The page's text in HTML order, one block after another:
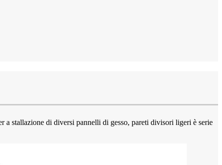
stallazione di diversi pannelli di gesso, pareti divisori ligeri è serie